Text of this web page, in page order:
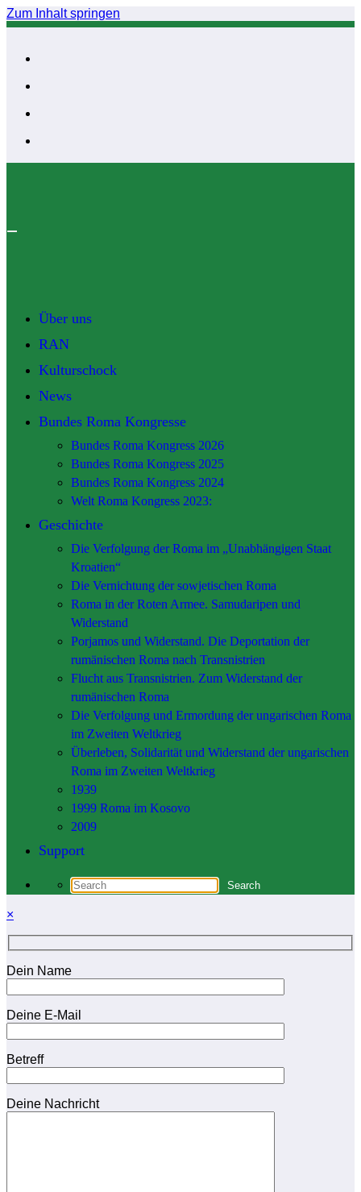
Zum Inhalt springen
Über uns
RAN
Kulturschock
News
Bundes Roma Kongresse
Bundes Roma Kongress 2026
Bundes Roma Kongress 2025
Bundes Roma Kongress 2024
Welt Roma Kongress 2023:
Geschichte
Die Verfolgung der Roma im „Unabhängigen Staat
Kroatien“
Die Vernichtung der sowjetischen Roma
Roma in der Roten Armee. Samudaripen und
Widerstand
Porjamos und Widerstand. Die Deportation der
rumänischen Roma nach Transnistrien
Flucht aus Transnistrien. Zum Widerstand der
rumänischen Roma
Die Verfolgung und Ermordung der ungarischen Roma
im Zweiten Weltkrieg
Überleben, Solidarität und Widerstand der ungarischen
Roma im Zweiten Weltkrieg
1939
1999 Roma im Kosovo
2009
Support
×
Dein Name
Deine E-Mail
Betreff
Deine Nachricht